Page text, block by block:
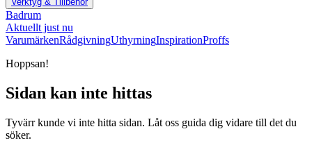
Badrum
Aktuellt just nu
VarumärkenRådgivningUthyrningInspirationProffs
Hoppsan!
Sidan kan inte hittas
Tyvärr kunde vi inte hitta sidan. Låt oss guida dig vidare till det du
söker.